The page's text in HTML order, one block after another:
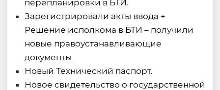
перепланировки в БТИ.
Зарегистрировали акты ввода +
Решение исполкома в БТИ – получили
новые правоустанавливающие
документы
Новый Технический паспорт.
Новое свидетельство о государственной